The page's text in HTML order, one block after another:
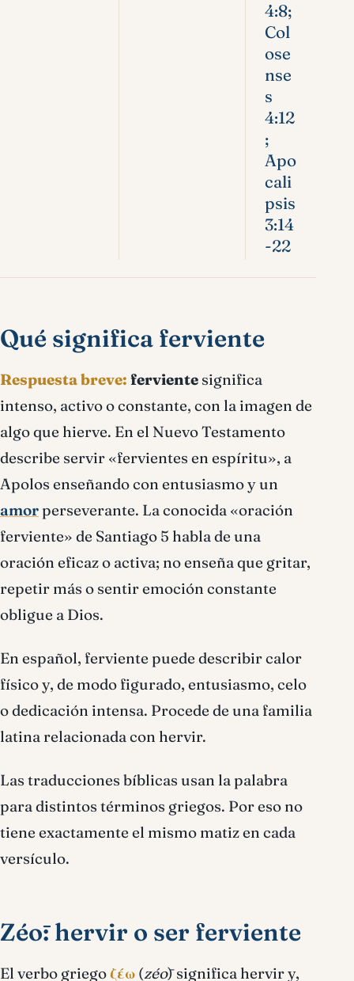
4:8;
Col
ose
nse
s
4:12
;
Apo
cali
psis
3:14
-22
Qué significa ferviente
Respuesta breve: ferviente significa
intenso, activo o constante, con la imagen de
algo que hierve. En el Nuevo Testamento
describe servir «fervientes en espíritu», a
Apolos enseñando con entusiasmo y un
amorperseverante. La conocida «oración
ferviente» de Santiago 5 habla de una
oración eficaz o activa; no enseña que gritar,
repetir más o sentir emoción constante
obligue a Dios.
En español, ferviente puede describir calor
físico y, de modo figurado, entusiasmo, celo
o dedicación intensa. Procede de una familia
latina relacionada con hervir.
Las traducciones bíblicas usan la palabra
para distintos términos griegos. Por eso no
tiene exactamente el mismo matiz en cada
versículo.
Zéō: hervir o ser ferviente
El verbo griegoζέω (zéō) significa hervir y,